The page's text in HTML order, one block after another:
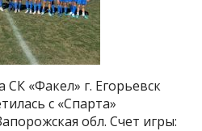
«Факел» г. Егорьевск
с «Спарта»
обл. Счет игры: